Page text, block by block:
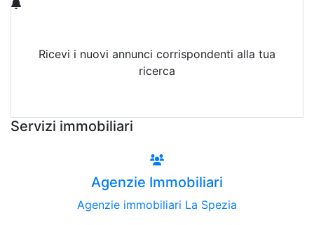
Ricevi i nuovi annunci corrispondenti alla tua
ricerca
Servizi immobiliari
Agenzie Immobiliari
Agenzie immobiliari La Spezia